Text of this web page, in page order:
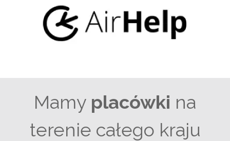
Mamy placówki na
terenie całego kraju